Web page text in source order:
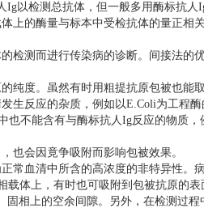
Ig以检测总抗体，但一般多用酶标抗
上的酶量与标本中受检抗体的量正相关
测而进行传染病的诊断。间接法的
度。虽然有时用粗提抗原包被也能
生反应的杂质，例如以E.Coli为工程
也不能含有与酶标抗人Ig反应的物质
也会因竟争吸附而影响包被效果。
血清中所含的高浓度的非特异性。
载体上，有时也可吸附到包被抗原的
固相上的空余间隙。另外，在检测过